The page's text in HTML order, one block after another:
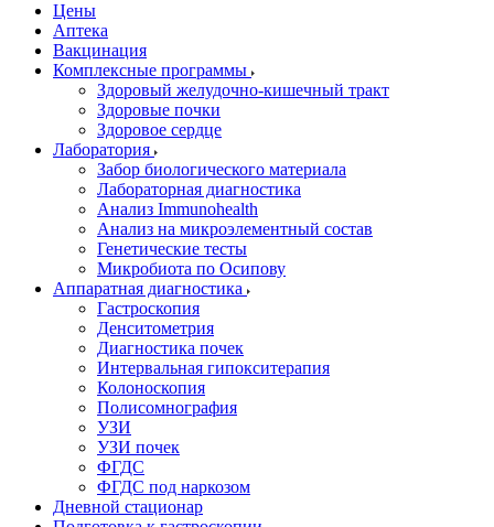
Цены
Аптека
Вакцинация
Комплексные программы
Здоровый желудочно-кишечный тракт
Здоровые почки
Здоровое сердце
Лаборатория
Забор биологического материала
Лабораторная диагностика
Анализ Immunohealth
Анализ на микроэлементный состав
Генетические тесты
Микробиота по Осипову
Аппаратная диагностика
Гастроскопия
Денситометрия
Диагностика почек
Интервальная гипокситерапия
Колоноскопия
Полисомнография
УЗИ
УЗИ почек
ФГДС
ФГДС под наркозом
Дневной стационар